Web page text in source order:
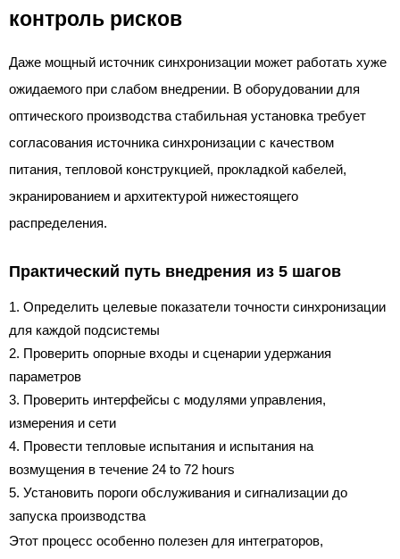
контроль рисков
Даже мощный источник синхронизации может работать хуже
ожидаемого при слабом внедрении. В оборудовании для
оптического производства стабильная установка требует
согласования источника синхронизации с качеством
питания, тепловой конструкцией, прокладкой кабелей,
экранированием и архитектурой нижестоящего
распределения.
Практический путь внедрения из 5 шагов
Определить целевые показатели точности синхронизации
для каждой подсистемы
Проверить опорные входы и сценарии удержания
параметров
Проверить интерфейсы с модулями управления,
измерения и сети
Провести тепловые испытания и испытания на
возмущения в течение 24 to 72 hours
Установить пороги обслуживания и сигнализации до
запуска производства
Этот процесс особенно полезен для интеграторов,